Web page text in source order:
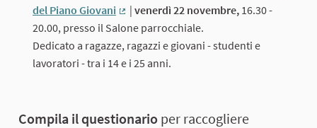
del Piano Giovani
(Collegamento esterno)
| venerdì 22 novembre, 16.30 -
20.00, presso il Salone parrocchiale.
Dedicato a ragazze, ragazzi e giovani - studenti e
lavoratori - tra i 14 e i 25 anni.
Compila il questionario per raccogliere